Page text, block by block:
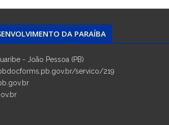
DA PARAÍBA
- João Pessoa (PB)
servico/219